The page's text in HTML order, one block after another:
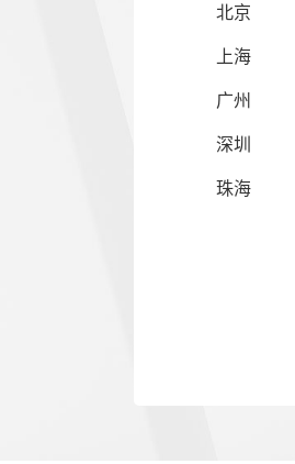
北京
上海
广州
深圳
珠海